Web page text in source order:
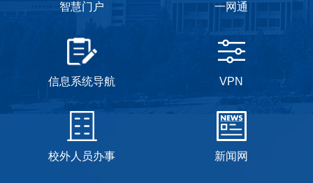
智慧门户 一网通
信息系统导航 VPN
校外人员办事 新闻网